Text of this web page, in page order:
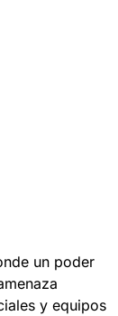
un poder
y equipos